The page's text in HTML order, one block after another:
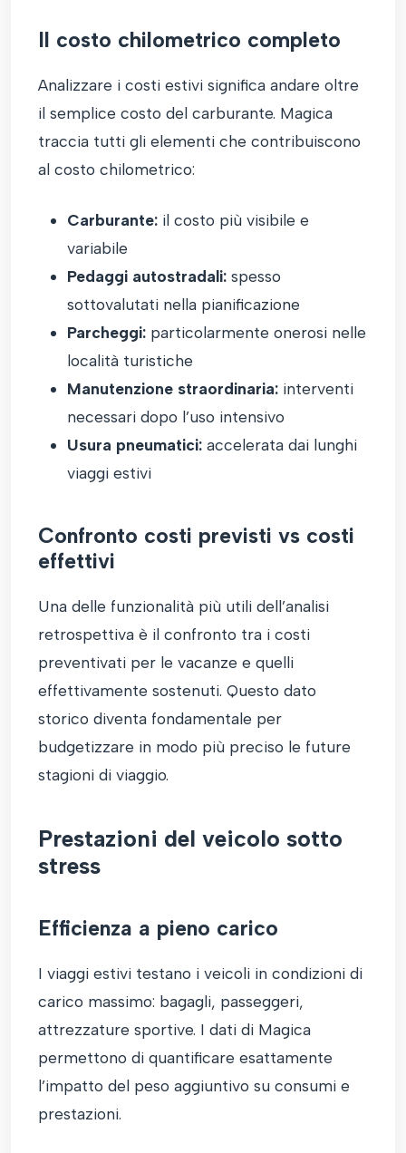
Il costo chilometrico completo
Analizzare i costi estivi significa andare oltre
il semplice costo del carburante. Magica
traccia tutti gli elementi che contribuiscono
al costo chilometrico:
Carburante: il costo più visibile e
variabile
Pedaggi autostradali: spesso
sottovalutati nella pianificazione
Parcheggi: particolarmente onerosi nelle
località turistiche
Manutenzione straordinaria: interventi
necessari dopo l’uso intensivo
Usura pneumatici: accelerata dai lunghi
viaggi estivi
Confronto costi previsti vs costi
effettivi
Una delle funzionalità più utili dell’analisi
retrospettiva è il confronto tra i costi
preventivati per le vacanze e quelli
effettivamente sostenuti. Questo dato
storico diventa fondamentale per
budgetizzare in modo più preciso le future
stagioni di viaggio.
Prestazioni del veicolo sotto
stress
Efficienza a pieno carico
I viaggi estivi testano i veicoli in condizioni di
carico massimo: bagagli, passeggeri,
attrezzature sportive. I dati di Magica
permettono di quantificare esattamente
l’impatto del peso aggiuntivo su consumi e
prestazioni.